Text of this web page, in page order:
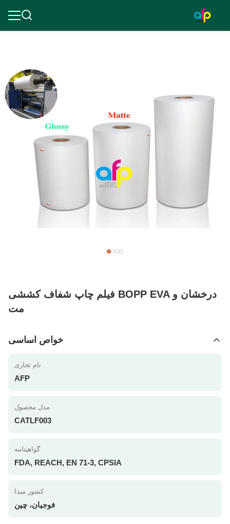
فیلم چاپ شفاف کششی BOPP EVA درخشان و
مت
خواص اساسی
نام تجاری
AFP
مدل محصول
CATLF003
گواهینامه
FDA, REACH, EN 71-3, CPSIA
کشور مبدا
فوجیان، چین